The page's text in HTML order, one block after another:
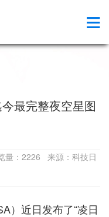
最完整夜空星图
：2226 来源：科技日
） 近日发布了“凌日